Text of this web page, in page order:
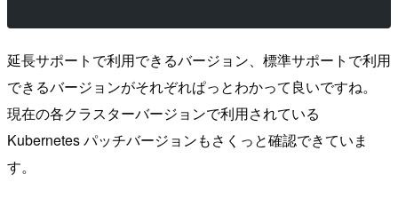
延長サポートで利用できるバージョン、標準サポートで利用
できるバージョンがそれぞれぱっとわかって良いですね。
現在の各クラスターバージョンで利用されている
Kubernetes パッチバージョンもさくっと確認できていま
す。